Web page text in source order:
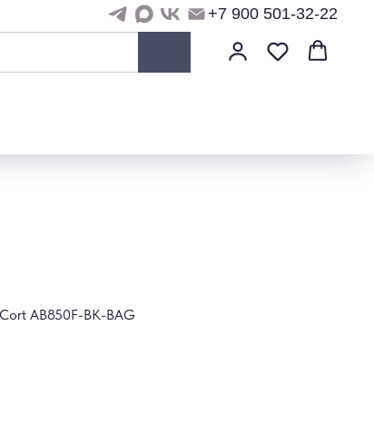
+7 900 501-32-22
AB850F-BK-BAG